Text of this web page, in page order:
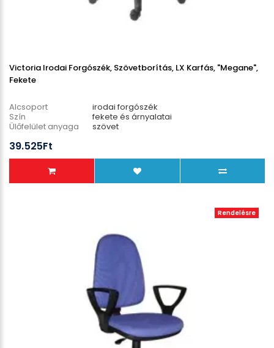
Victoria Irodai Forgószék, Szövetborítás, LX Karfás, "Megane",
Fekete
Alcsoport
irodai forgószék
Szín
fekete és árnyalatai
Ülőfelület anyaga
szövet
Teherbírás
39.525Ft
Rendelésre